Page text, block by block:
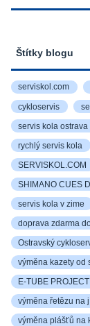
Štítky blogu
serviskol.com
cykloservis
servis kola ostrava
rychlý servis kola
SERVISKOL.COM
SHIMANO CUES
servis kola v zime
doprava zdarma
Ostravský
výměna kazety od
E-TUBE
výměna řetězu na
výměna plášťů na